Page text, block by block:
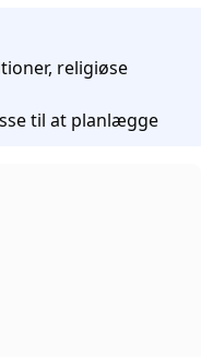
religiøse
til at planlægge